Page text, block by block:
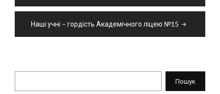
Наші учні – гордість Академічного ліцею №15
Пошук